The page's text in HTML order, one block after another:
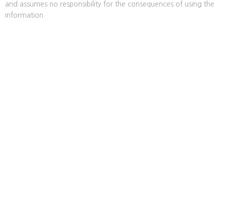
and assumes no responsibility for the consequences of using the
information.